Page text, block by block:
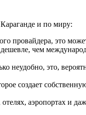
и по миру:
провайдера, это
чем
неудобно, это,
создает
аэропортах и